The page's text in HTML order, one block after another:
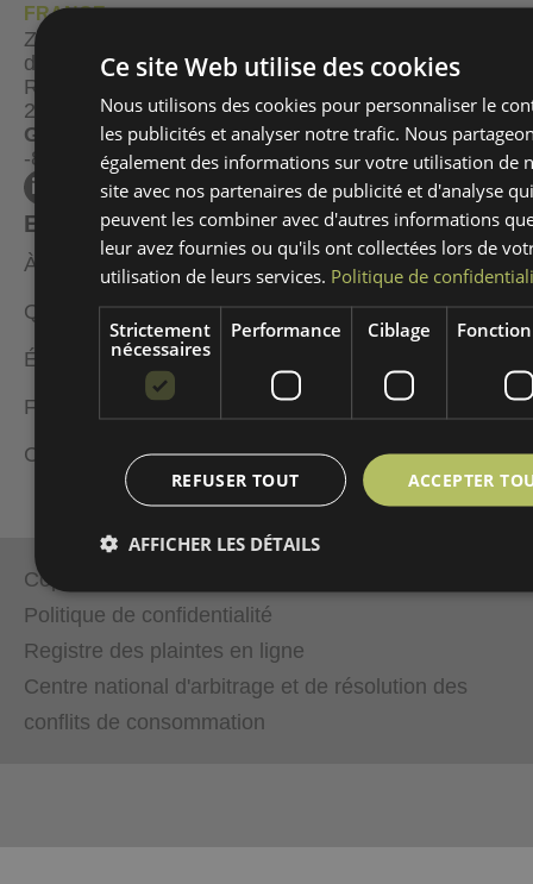
FRANCE
Zone industrielle Casal
dos Frades
Rua B Plot no. 68
2435-661 Seiça – Ourém
GPS Coord :39.690828,
-8.551239
Fax.: (+351) 249 571
ENTREPRISE
À PROPOS DE NOUS
QUALITÉ ET ENVIRONNEMENT
ÉCONOMIE CIRCULAIRE
FOURNISSEURS
CONTACT
Examen de la documentation : 15 / 04 / 2026
Copyright © 2026 Ecodepur
Politique de confidentialité
Registre des plaintes en ligne
Centre national d'arbitrage et de résolution des
conflits de consommation
Ce site Web utilise des cookies
Nous utilisons des cookies pour personnaliser le
les publicités et analyser notre trafic. Nous
également des informations sur votre utilisation de
site avec nos partenaires de publicité et d'analyse
peuvent les combiner avec d'autres informations
leur avez fournies ou qu'ils ont collectées lors de
utilisation de leurs services. Politique de
Strictement
nécessaires
Performance Ciblage
ACCEPTER
REFUSER TOUT
AFFICHER LES DÉTAILS